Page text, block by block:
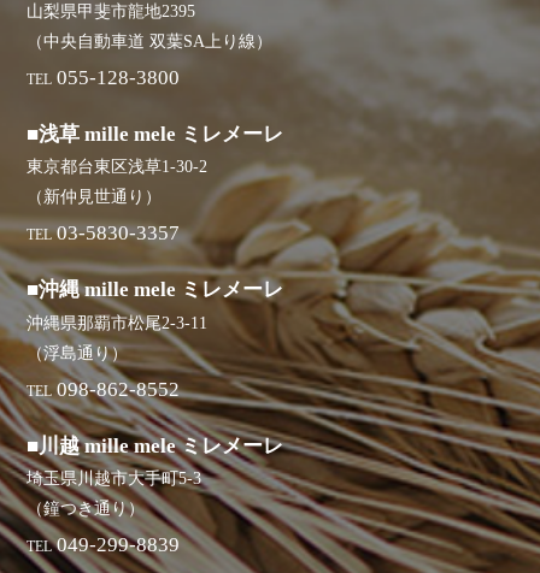
山梨県甲斐市龍地2395
（中央自動車道 双葉SA上り線）
TEL 055-128-3800
■浅草 mille mele ミレメーレ
東京都台東区浅草1-30-2
（新仲見世通り）
TEL 03-5830-3357
■沖縄 mille mele ミレメーレ
沖縄県那覇市松尾2-3-11
（浮島通り）
TEL 098-862-8552
■川越 mille mele ミレメーレ
埼玉県川越市大手町5-3
（鐘つき通り）
TEL 049-299-8839